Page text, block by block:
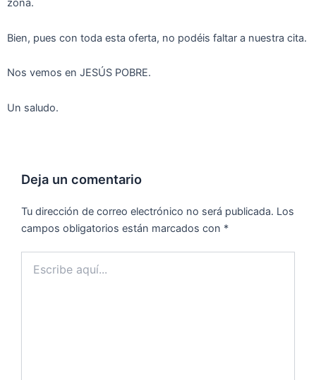
zona.
Bien, pues con toda esta oferta, no podéis faltar a nuestra cita.
Nos vemos en JESÚS POBRE.
Un saludo.
Deja un comentario
Tu dirección de correo electrónico no será publicada. Los
campos obligatorios están marcados con *
aquí...